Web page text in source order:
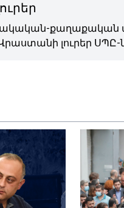
քաղաքական
լուրեր ՍՊԸ-